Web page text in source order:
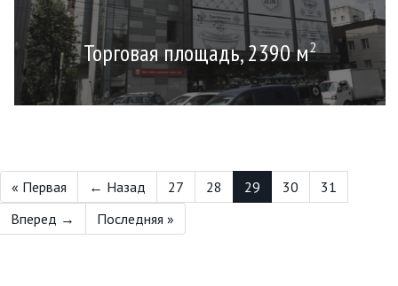
Торговая площадь, 2390 м2
« Первая ← Назад 27 28 29 30
31
Вперед →
Последняя »